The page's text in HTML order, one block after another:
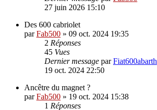
27 juin 2026 15:10
Des 600 cabriolet
parFab500 » 09 oct. 2024 19:35
2 Réponses
45 Vues
Dernier message parFiat600abarth
19 oct. 2024 22:50
Ancêtre du magnet ?
parFab500 » 19 oct. 2024 15:38
1 Réponses